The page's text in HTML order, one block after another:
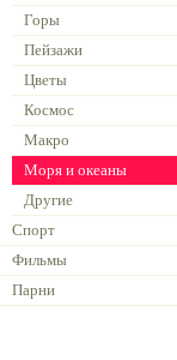
Горы
Пейзажи
Цветы
Космос
Макро
Моря и океаны
Другие
Спорт
Фильмы
Парни